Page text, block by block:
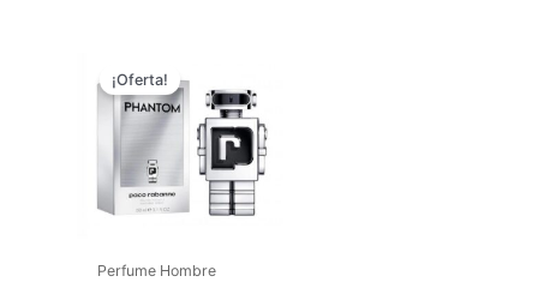
¡Oferta!
Perfume Hombre
original
era:
$ 200.000.$ 119.900.